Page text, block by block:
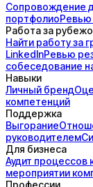
Сопровождение
портфолио
Работа за
Найти работу за
LinkedInРевью
собеседование
Навыки
Личный бренд
компетенций
Поддержка
Выгорание
руководителем
Для бизнеса
Аудит процессов
мероприятии